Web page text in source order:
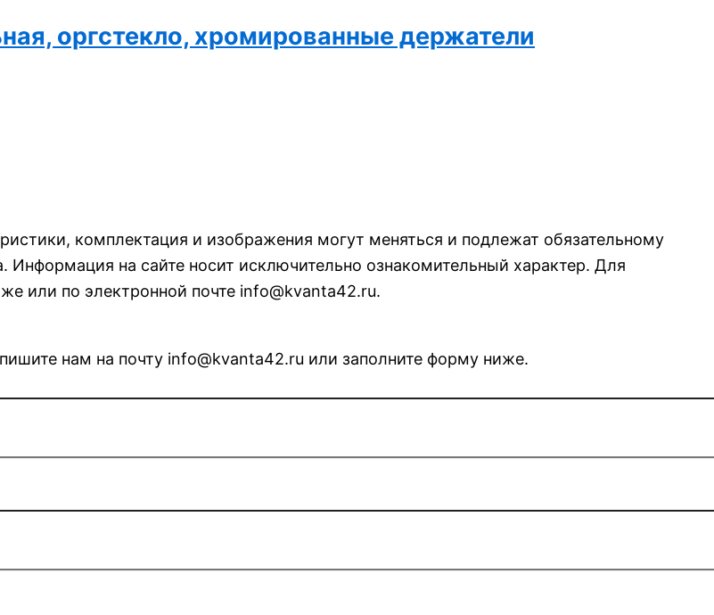
оргстекло, хромированные держатели
комплектация и изображения могут меняться и подлежат обязательному
на сайте носит исключительно ознакомительный характер. Для
или по электронной почте info@kvanta42.ru.
нам на почту info@kvanta42.ru или заполните форму ниже.